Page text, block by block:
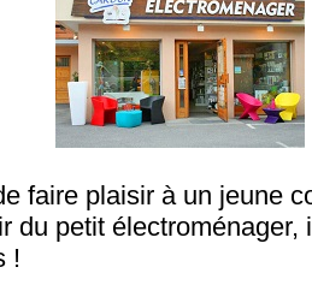
faire plaisir à un jeune
du petit électroménager,
!